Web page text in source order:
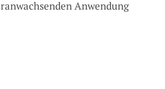
Anwendung